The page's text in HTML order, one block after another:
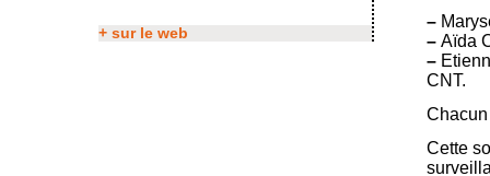
–
– Aïda
–
CNT.
Cette
+ sur le web